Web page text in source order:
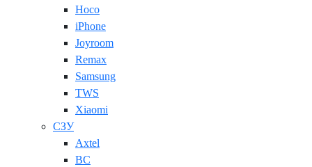
Hoco
iPhone
Joyroom
Remax
Samsung
TWS
Xiaomi
СЗУ
Axtel
BC